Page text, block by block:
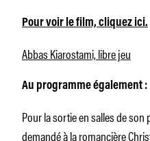
Pour voir le film, cliquez ici.
Abbas Kiarostami, libre jeu
Au programme également :
Pour la sortie en salles de son
demandé à la romancière